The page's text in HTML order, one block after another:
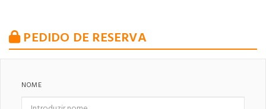
PEDIDO DE RESERVA
NOME